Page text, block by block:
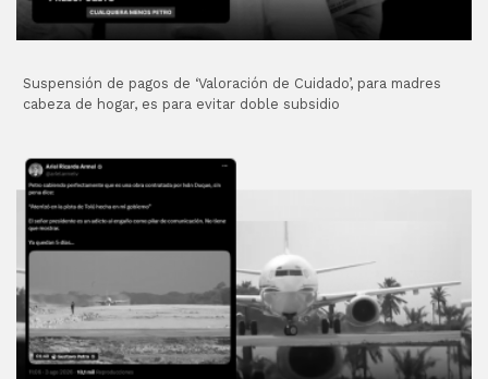
Suspensión de pagos de ‘Valoración de Cuidado’, para madres
cabeza de hogar, es para evitar doble subsidio